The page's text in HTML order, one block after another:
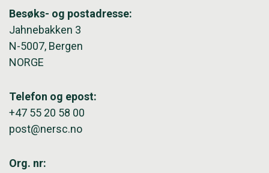
Besøks- og postadresse:
Jahnebakken 3
N-5007, Bergen
NORGE
Telefon og epost:
+47 55 20 58 00
post@nersc.no
Org. nr: